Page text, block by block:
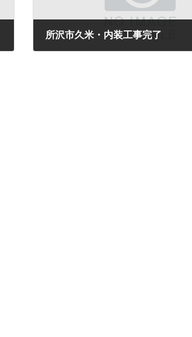
所沢市久米・内装工事完了